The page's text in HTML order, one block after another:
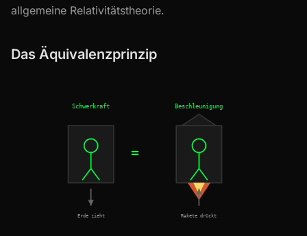
allgemeine Relativitätstheorie.
Das Äquivalenzprinzip
Schwerkraft
Erde zieht
=
Beschleunigung
Rakete drückt